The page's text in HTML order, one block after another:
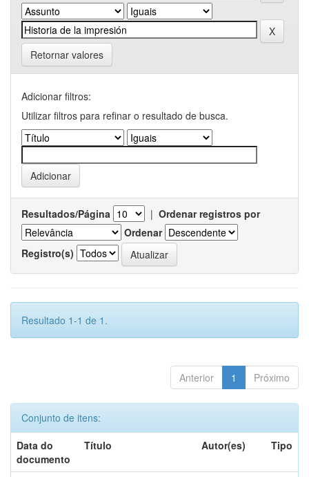
Retornar valores
Adicionar filtros:
Utilizar filtros para refinar o resultado de busca.
Resultados/Página | Ordenar registros por
Ordenar
Registro(s)
Resultado 1-1 de 1.
Anterior 1 Próximo
Conjunto de itens:
Data do
documento
Título Autor(es) Tipo